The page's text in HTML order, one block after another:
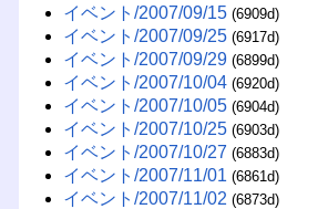
イベント/2007/09/15 (6909d)
イベント/2007/09/25 (6917d)
イベント/2007/09/29 (6899d)
イベント/2007/10/04 (6920d)
イベント/2007/10/05 (6904d)
イベント/2007/10/25 (6903d)
イベント/2007/10/27 (6883d)
イベント/2007/11/01 (6861d)
イベント/2007/11/02 (6873d)